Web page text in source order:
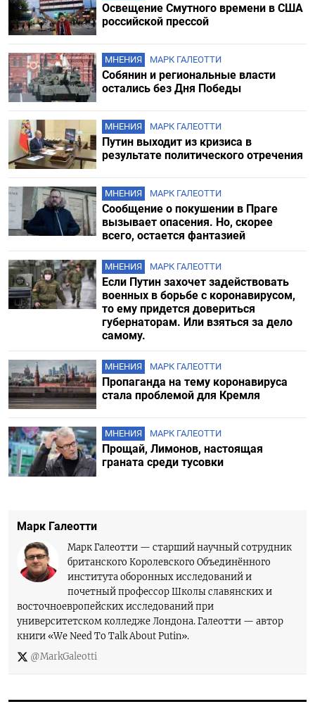
Освещение Cмутного времени в США
российской прессой
МНЕНИЯ МАРК ГАЛЕОТТИ
Собянин и региональные власти
остались без Дня Победы
МНЕНИЯ МАРК ГАЛЕОТТИ
Путин выходит из кризиса в
результате политического отречения
МНЕНИЯ МАРК ГАЛЕОТТИ
Сообщение о покушении в Праге
вызывает опасения. Но, скорее
всего, остается фантазией
МНЕНИЯ МАРК ГАЛЕОТТИ
Если Путин захочет задействовать
военных в борьбе с коронавирусом,
то ему придется довериться
губернаторам. Или взяться за дело
самому.
МНЕНИЯ МАРК ГАЛЕОТТИ
Пропаганда на тему коронавируса
стала проблемой для Кремля
МНЕНИЯ МАРК ГАЛЕОТТИ
Прощай, Лимонов, настоящая
граната среди тусовки
Марк Галеотти
Марк Галеотти — старший научный сотрудник
британского Королевского Объединённого
института оборонных исследований и
почетный профессор Школы славянских и
восточноевропейских исследований при
университетском колледже Лондона. Галеотти — автор
книги «We Need To Talk About Putin».
@MarkGaleotti